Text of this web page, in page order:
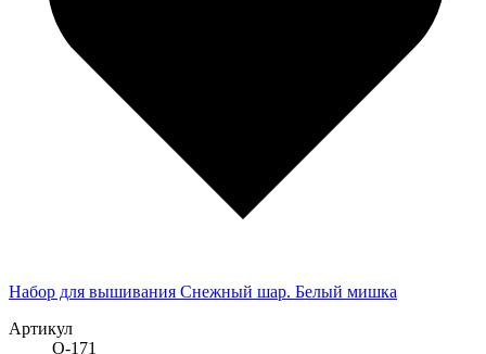
Набор для вышивания Снежный шар. Белый мишка
Артикул
О-171